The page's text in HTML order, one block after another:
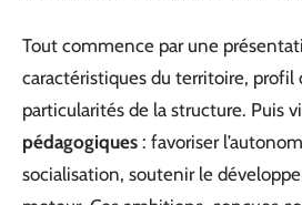
Tout commence par une
caractéristiques du territoire, profil
particularités de la structure. Puis
pédagogiques : favoriser
socialisation, soutenir le